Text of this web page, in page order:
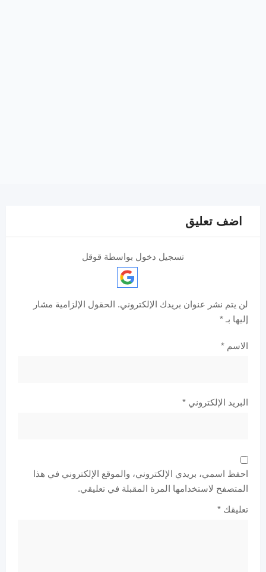
اضف تعليق
تسجيل دخول بواسطة قوقل
لن يتم نشر عنوان بريدك الإلكتروني. الحقول الإلزامية مشار
إليها بـ *
الاسم *
البريد الإلكتروني *
احفظ اسمي، بريدي الإلكتروني، والموقع الإلكتروني في هذا
المتصفح لاستخدامها المرة المقبلة في تعليقي.
تعليقك *